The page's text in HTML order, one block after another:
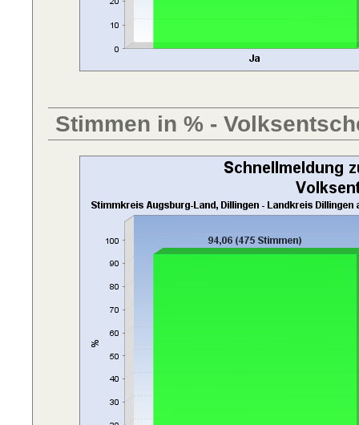
Stimmen in % -